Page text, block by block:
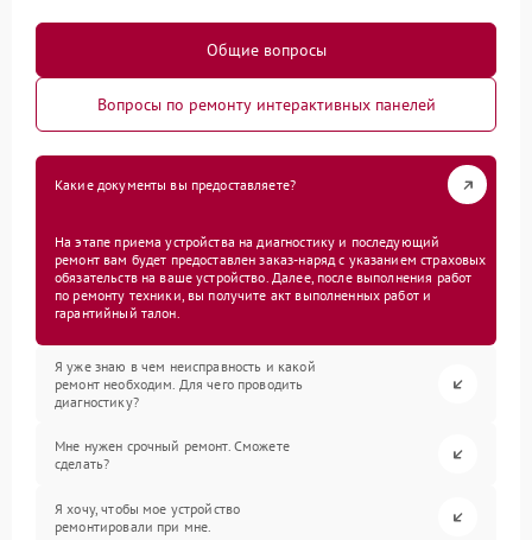
Общие вопросы
Вопросы по ремонту интерактивных панелей
Какие документы вы предоставляете?
На этапе приема устройства на диагностику и последующий
ремонт вам будет предоставлен заказ-наряд с указанием страховых
обязательств на ваше устройство. Далее, после выполнения работ
по ремонту техники, вы получите акт выполненных работ и
гарантийный талон.
Я уже знаю в чем неисправность и какой
ремонт необходим. Для чего проводить
диагностику?
Мне нужен срочный ремонт. Сможете
сделать?
Я хочу, чтобы мое устройство
ремонтировали при мне.